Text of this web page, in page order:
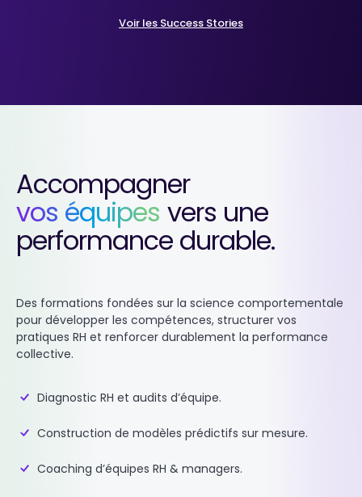
Voir les Success Stories
Accompagner
vos équipes vers une
performance durable.
Des formations fondées sur la science comportementale
pour développer les compétences, structurer vos
pratiques RH et renforcer durablement la performance
collective.
Diagnostic RH et audits d’équipe.
Construction de modèles prédictifs sur mesure.
Coaching d’équipes RH & managers.